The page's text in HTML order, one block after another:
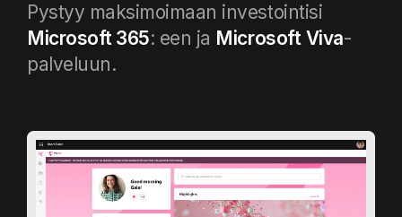
Pystyy maksimoimaan investointisi
Microsoft 365: een ja Microsoft Viva-
palveluun.